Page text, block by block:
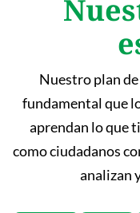
Nuestro plan
fundamental que
aprendan lo que
como ciudadanos
analizan